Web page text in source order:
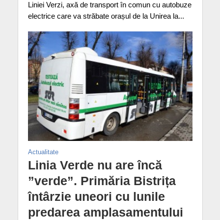
Liniei Verzi, axă de transport în comun cu autobuze
electrice care va străbate orașul de la Unirea la...
Actualitate
Linia Verde nu are încă
”verde”. Primăria Bistrița
întârzie uneori cu lunile
predarea amplasamentului